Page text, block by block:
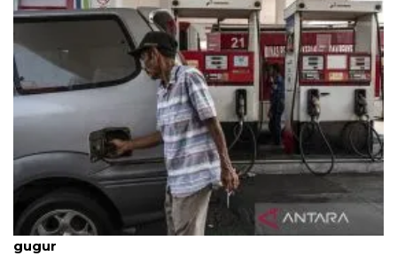
Politik kemarin, BBM tak naik hingga 2 prajurit TNI
gugur